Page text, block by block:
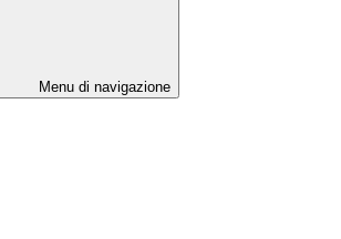
Menu di navigazione